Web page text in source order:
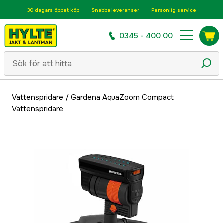
30 dagars öppet köp Snabba leveranser Personlig service
0345 - 400 00
Vattenspridare / Gardena AquaZoom Compact
Vattenspridare